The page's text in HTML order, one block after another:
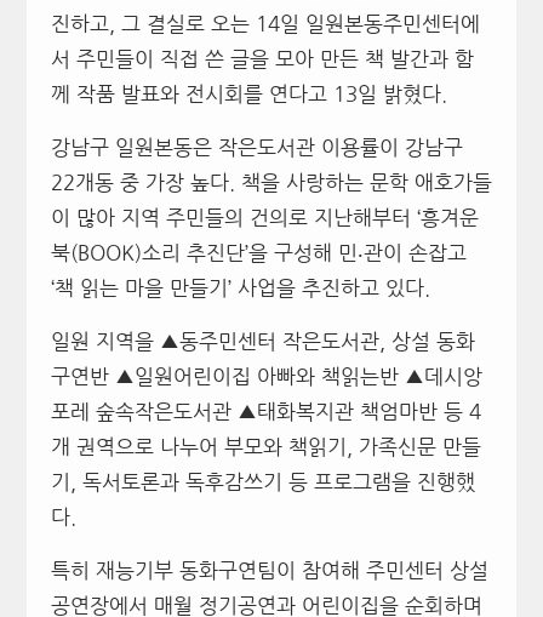
진하고, 그 결실로 오는 14일 일원본동주민센터에
서 주민들이 직접 쓴 글을 모아 만든 책 발간과 함
께 작품 발표와 전시회를 연다고 13일 밝혔다.
강남구 일원본동은 작은도서관 이용률이 강남구
22개동 중 가장 높다. 책을 사랑하는 문학 애호가들
이 많아 지역 주민들의 건의로 지난해부터 ‘흥겨운
북(BOOK)소리 추진단’을 구성해 민‧관이 손잡고
‘책 읽는 마을 만들기’ 사업을 추진하고 있다.
일원 지역을 ▲동주민센터 작은도서관, 상설 동화
구연반 ▲일원어린이집 아빠와 책읽는반 ▲데시앙
포레 숲속작은도서관 ▲태화복지관 책엄마반 등 4
개 권역으로 나누어 부모와 책읽기, 가족신문 만들
기, 독서토론과 독후감쓰기 등 프로그램을 진행했
다.
특히 재능기부 동화구연팀이 참여해 주민센터 상설
공연장에서 매월 정기공연과 어린이집을 순회하며